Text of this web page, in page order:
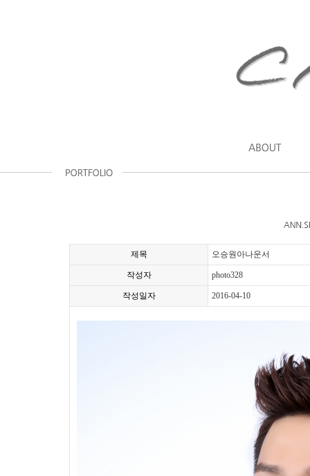
제목 오승원아나운서
작성자 photo328
작성일자 2016-04-10